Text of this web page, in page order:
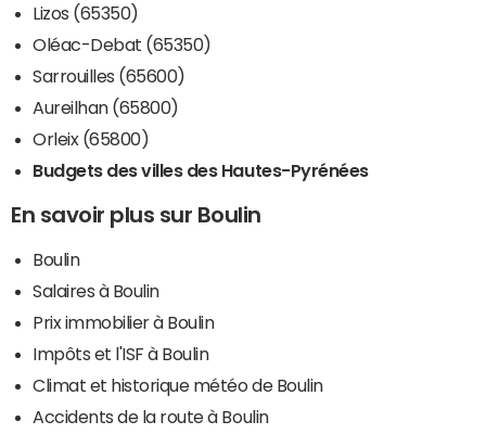
Lizos (65350)
Oléac-Debat (65350)
Sarrouilles (65600)
Aureilhan (65800)
Orleix (65800)
Budgets des villes des Hautes-Pyrénées
En savoir plus sur Boulin
Boulin
Salaires à Boulin
Prix immobilier à Boulin
Impôts et l'ISF à Boulin
Climat et historique météo de Boulin
Accidents de la route à Boulin